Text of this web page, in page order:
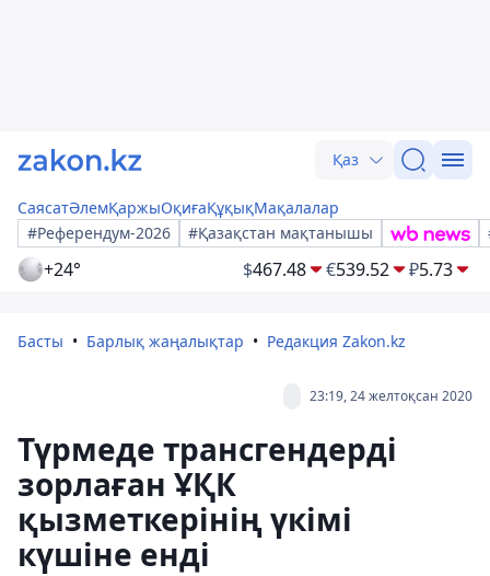
Қаз
СаясатӘлемҚаржыОқиғаҚұқықМақалалар
#Референдум-2026
#Қазақстан мақтанышы
+24° $467.48 €539.52 ₽5.73
Басты Барлық жаңалықтар Редакция Zakon.kz
23:19, 24 желтоқсан 2020
Түрмеде трансгендерді
зорлаған ҰҚК
қызметкерінің үкімі
күшіне енді